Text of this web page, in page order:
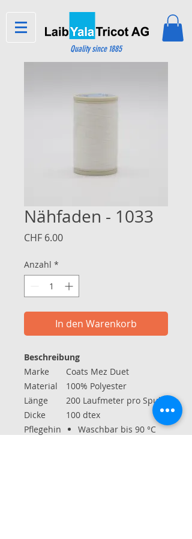
Quality since 1885
Nähfaden - 1033
CHF 6.00Preis
Anzahl *
In den Warenkorb
Beschreibung
Marke
Coats Mez Duet
Material
100% Polyester
Länge
200 Laufmeter pro Spule
Dicke
100 dtex
Pflegehin
Waschbar bis 90 °C